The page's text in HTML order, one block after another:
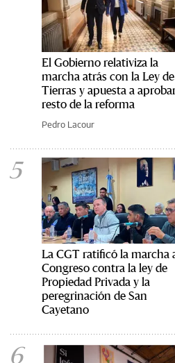
El Gobierno relativiza la
marcha atrás con la Ley de
Tierras y apuesta a
resto de la reforma
Pedro Lacour
5
La CGT ratificó la marcha
Congreso contra la ley de
Propiedad Privada y la
peregrinación de San
Cayetano
6